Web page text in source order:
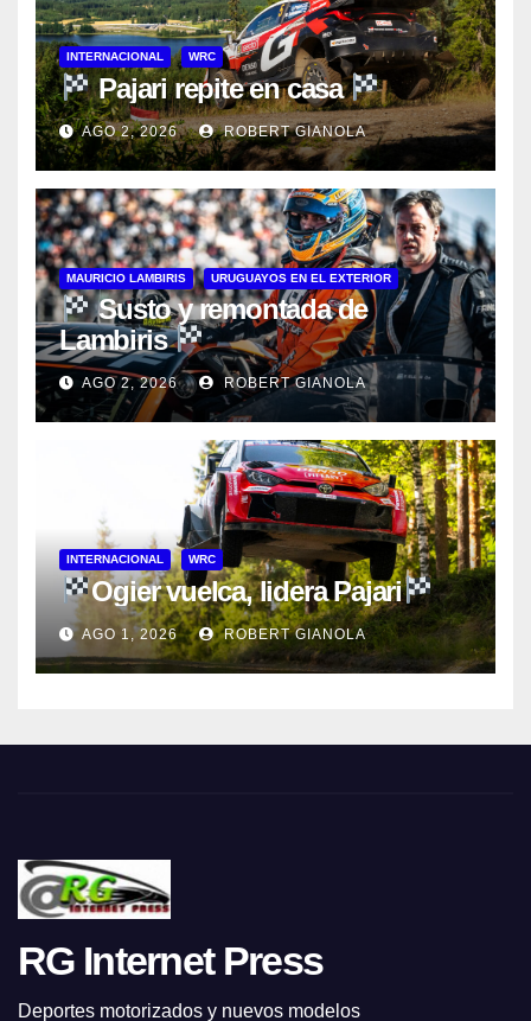
INTERNACIONAL WRC
Pajari repite en casa
AGO 2, 2026 ROBERT GIANOLA
MAURICIO LAMBIRIS URUGUAYOS EN EL EXTERIOR
Susto y remontada de
Lambiris
AGO 2, 2026 ROBERT GIANOLA
INTERNACIONAL WRC
Ogier vuelca, lidera Pajari
AGO 1, 2026 ROBERT GIANOLA
RG Internet Press
Deportes motorizados y nuevos modelos